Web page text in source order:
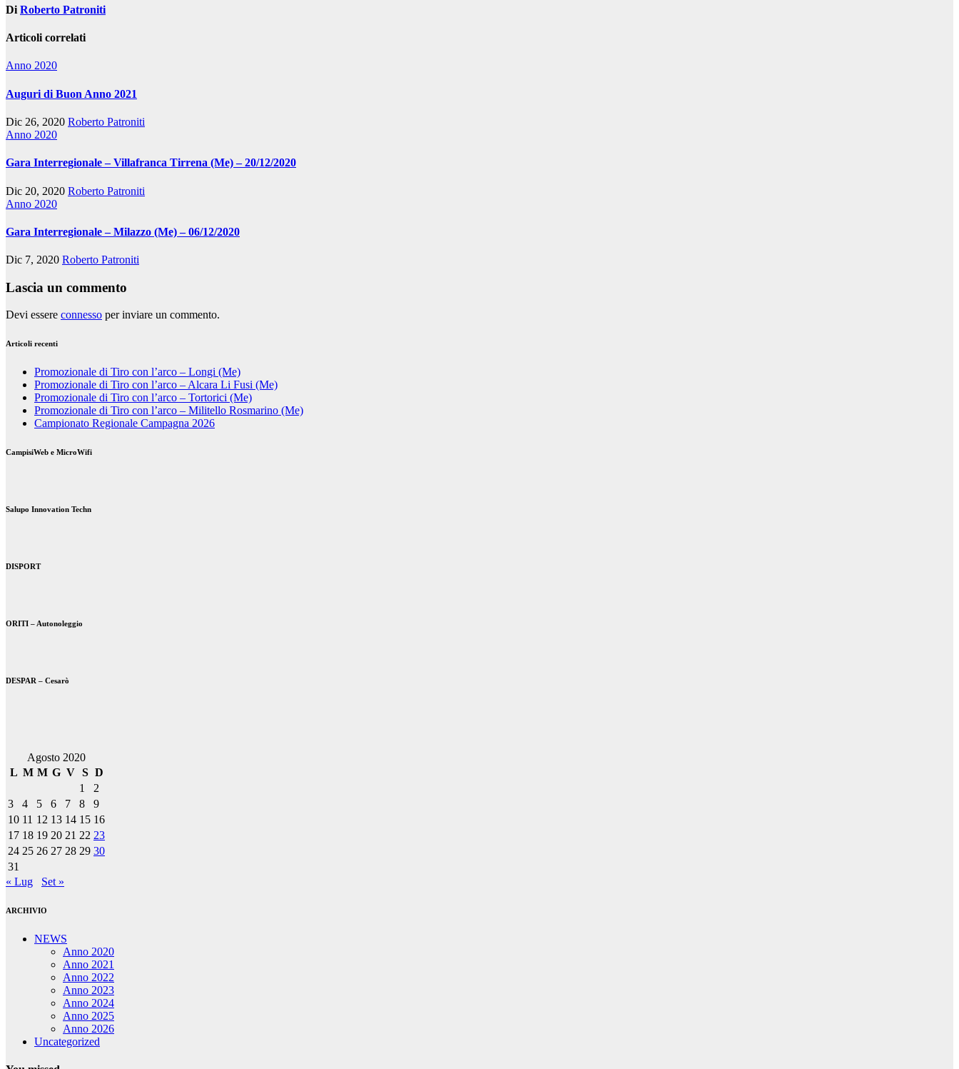
Di Roberto Patroniti
Articoli correlati
Anno 2020
Auguri di Buon Anno 2021
Dic 26, 2020 Roberto Patroniti
Anno 2020
Gara Interregionale – Villafranca Tirrena (Me) – 20/12/2020
Dic 20, 2020 Roberto Patroniti
Anno 2020
Gara Interregionale – Milazzo (Me) – 06/12/2020
Dic 7, 2020 Roberto Patroniti
Lascia un commento
Devi essere connesso per inviare un commento.
Articoli recenti
Promozionale di Tiro con l’arco – Longi (Me)
Promozionale di Tiro con l’arco – Alcara Li Fusi (Me)
Promozionale di Tiro con l’arco – Tortorici (Me)
Promozionale di Tiro con l’arco – Militello Rosmarino (Me)
Campionato Regionale Campagna 2026
CampisiWeb e MicroWifi
Salupo Innovation Techn
DISPORT
ORITI – Autonoleggio
DESPAR – Cesarò
Agosto 2020
L M M G V S D
1
2
3
4 5 6 7 8
9
10 11 12 13 14 15 16
17 18 19 20 21 22 23
24 25 26 27 28 29 30
31
« Lug
Set »
ARCHIVIO
NEWS
Anno 2020
Anno 2021
Anno 2022
Anno 2023
Anno 2024
Anno 2025
Anno 2026
Uncategorized